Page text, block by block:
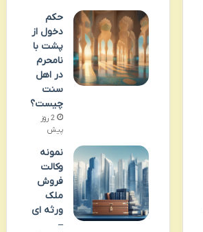
حکم
دخول از
پشت با
نامحرم
در اهل
سنت
چیست؟
2 روز
پیش
نمونه
وکالت
فروش
ملک
ورثه ای
–